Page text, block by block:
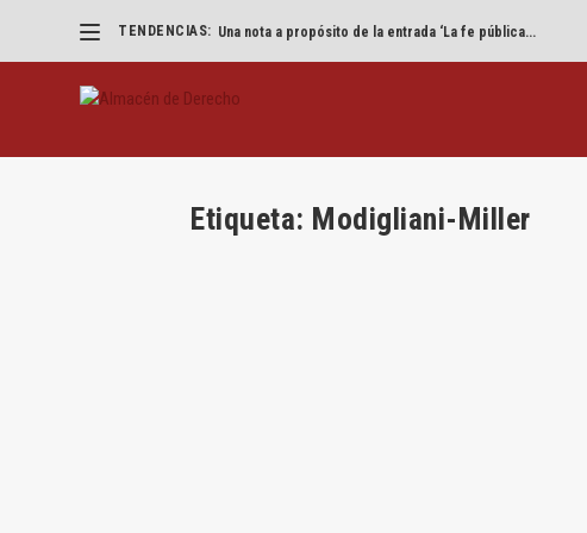
TENDENCIAS: Una nota a propósito de la entrada ‘La fe pública...
Etiqueta: Modigliani-Miller